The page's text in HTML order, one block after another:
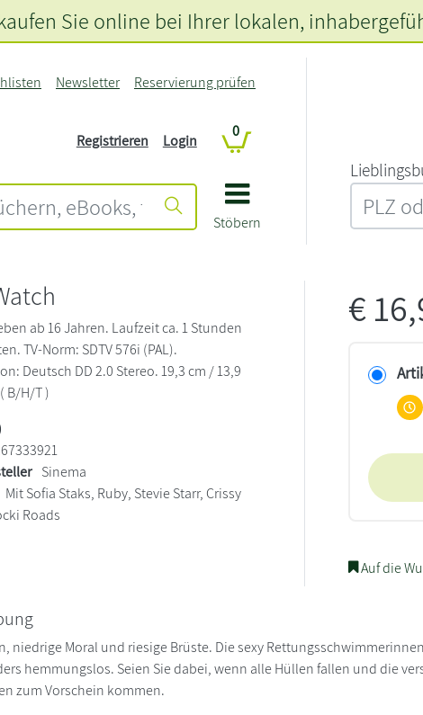
Stöbern
Newsletter Reservierung prüfen
Registrieren Login
0
Sie online bei Ihrer lokalen,
ab 16 Jahren. Laufzeit ca. 1 Stunden
TV-Norm: SDTV 576i (PAL).
Deutsch DD 2.0 Stereo. 19,3 cm / 13,9
B/H/T )
Sinema
Mit Sofia Staks, Ruby, Stevie Starr, Crissy
Roads
€
Auf die
niedrige Moral und riesige Brüste. Die sexy
hemmungslos. Seien Sie dabei, wenn alle Hüllen fallen und die
zum Vorschein kommen.